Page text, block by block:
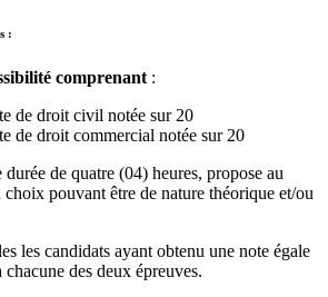
:
comprenant :
de droit civil notée sur 20
de droit commercial notée sur 20
durée de quatre (04) heures, propose au
pouvant être de nature théorique et/ou
les candidats ayant obtenu une note égale
des deux épreuves.